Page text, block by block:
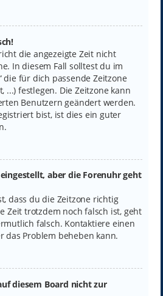
die angezeigte Zeit nicht
In diesem Fall solltest du im
die für dich passende Zeitzone
...) festlegen. Die Zeitzone kann
Benutzern geändert werden.
bist, ist dies ein guter
aber die Forenuhr geht
dass du die Zeitzone richtig
Zeit trotzdem noch falsch ist, geht
falsch. Kontaktiere einen
das Problem beheben kann.
diesem Board nicht zur